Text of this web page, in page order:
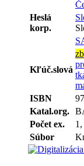
Heslá
korp.
Kľúč.slová
ISBN
Katal.org.
Počet ex.
Súbor